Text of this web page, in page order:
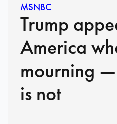
MSNBC
Trump
America
mourning
is not